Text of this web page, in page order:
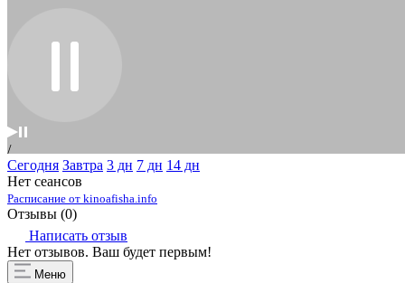
Сегодня Завтра 3 дн 7 дн 14 дн
Нет сеансов
Расписание от kinoafisha.info
Отзывы (0)
Написать отзыв
Нет отзывов. Ваш будет первым!
Меню